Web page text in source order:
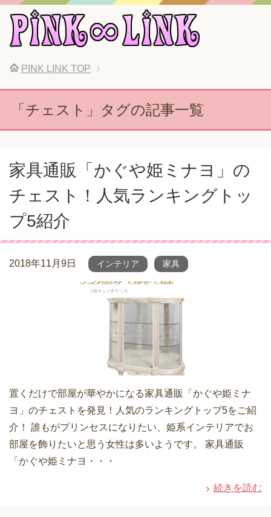
PINK LINK TOP
「チェスト」タグの記事一覧
家具通販「かぐや姫ミナヨ」の
チェスト！人気ランキングトッ
プ5紹介
2018年11月9日 インテリア 家具
置くだけで部屋が華やかになる家具通販「かぐや姫ミナ
ヨ」のチェストを発見！人気のランキングトップ5をご紹
介！ 誰もがプリンセスになりたい、姫系インテリアでお
部屋を飾りたいと思う女性は多いようです。 家具通販
「かぐや姫ミナヨ・・・
続きを読む